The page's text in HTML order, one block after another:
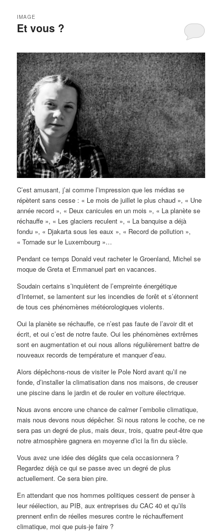
Et vous ?
IMAGE
C’est amusant, j’ai comme l’impression que les médias se
répètent sans cesse : « Le mois de juillet le plus chaud », « Une
année record », « Deux canicules en un mois », « La planète se
réchauffe », « Les glaciers reculent », « La banquise a déjà
fondu », « Djakarta sous les eaux », « Record de pollution »,
« Tornade sur le Luxembourg »…
Pendant ce temps Donald veut racheter le Groenland, Michel se
moque de Greta et Emmanuel part en vacances.
Soudain certains s’inquiètent de l’empreinte énergétique
d’Internet, se lamentent sur les incendies de forêt et s’étonnent
de tous ces phénomènes météorologiques violents.
Oui la planète se réchauffe, ce n’est pas faute de l’avoir dit et
écrit, et oui c’est de notre faute. Oui les phénomènes extrêmes
sont en augmentation et oui nous allons régulièrement battre de
nouveaux records de température et manquer d’eau.
Alors dépêchons-nous de visiter le Pole Nord avant qu’il ne
fonde, d’installer la climatisation dans nos maisons, de creuser
une piscine dans le jardin et de rouler en voiture électrique.
Nous avons encore une chance de calmer l’embolie climatique,
mais nous devons nous dépêcher. Si nous ratons le coche, ce ne
sera pas un degré de plus, mais deux, trois, quatre peut-être que
notre atmosphère gagnera en moyenne d’ici la fin du siècle.
Vous avez une idée des dégâts que cela occasionnera ?
Regardez déjà ce qui se passe avec un degré de plus
actuellement. Ce sera bien pire.
En attendant que nos hommes politiques cessent de penser à
leur réélection, au PIB, aux entreprises du CAC 40 et qu’ils
prennent enfin de réelles mesures contre le réchauffement
climatique, moi que puis-je faire ?